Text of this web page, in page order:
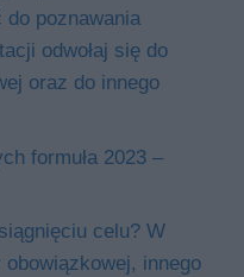
poznawania
odwołaj się do
oraz do innego
formuła 2023 –
celu? W
innego